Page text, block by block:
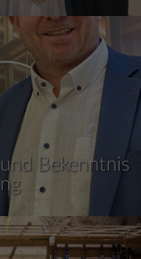
Bekenntnis